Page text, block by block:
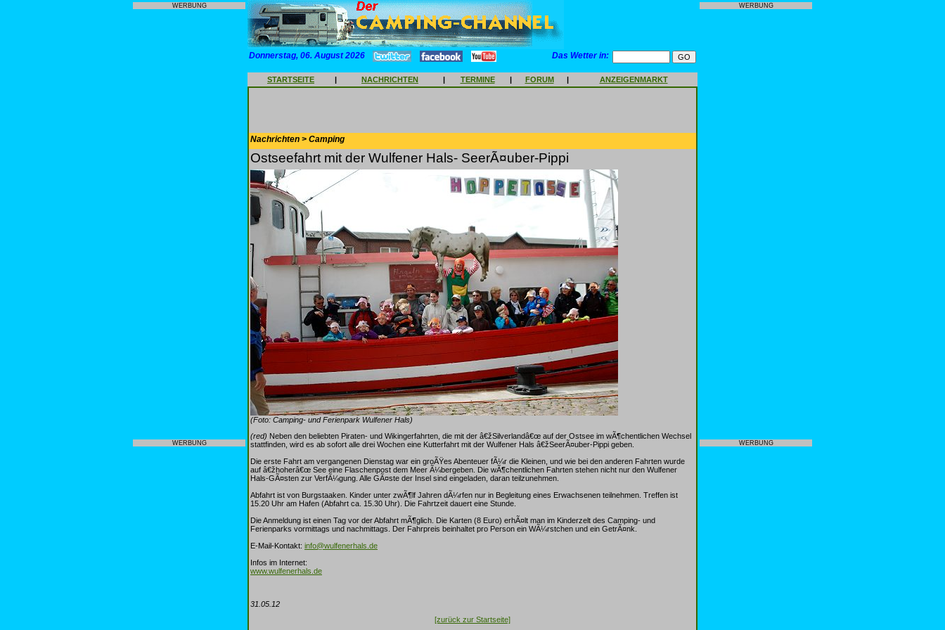
WERBUNG
WERBUNG
Donnerstag, 06. August 2026 Das Wetter in:
STARTSEITE | NACHRICHTEN | TERMINE | FORUM | ANZEIGENMARKT
Nachrichten > Camping
Ostseefahrt mit der Wulfener Hals- SeerÃ¤uber-Pippi
(Foto: Camping- und Ferienpark Wulfener Hals)
(red) Neben den beliebten Piraten- und Wikingerfahrten, die mit der â€žSilverlandâ€œ auf der Ostsee im wÃ¶chentlichen Wechsel
stattfinden, wird es ab sofort alle drei Wochen eine Kutterfahrt mit der Wulfener Hals â€žSeerÃ¤uber-Pippi geben.
Die erste Fahrt am vergangenen Dienstag war ein groÃŸes Abenteuer fÃ¼r die Kleinen, und wie bei den anderen Fahrten wurde
auf â€žhoherâ€œ See eine Flaschenpost dem Meer Ã¼bergeben. Die wÃ¶chentlichen Fahrten stehen nicht nur den Wulfener
Hals-GÃ¤sten zur VerfÃ¼gung. Alle GÃ¤ste der Insel sind eingeladen, daran teilzunehmen.
Abfahrt ist von Burgstaaken. Kinder unter zwÃ¶lf Jahren dÃ¼rfen nur in Begleitung eines Erwachsenen teilnehmen. Treffen ist
15.20 Uhr am Hafen (Abfahrt ca. 15.30 Uhr). Die Fahrtzeit dauert eine Stunde.
Die Anmeldung ist einen Tag vor der Abfahrt mÃ¶glich. Die Karten (8 Euro) erhÃ¤lt man im Kinderzelt des Camping- und
Ferienparks vormittags und nachmittags. Der Fahrpreis beinhaltet pro Person ein WÃ¼rstchen und ein GetrÃ¤nk.
E-Mail-Kontakt: info@wulfenerhals.de
Infos im Internet:
www.wulfenerhals.de
31.05.12
[zurück zur Startseite]
WERBUNG
WERBUNG